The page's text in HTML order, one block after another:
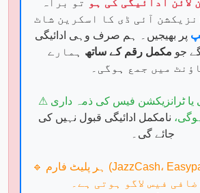
لائن ادائیگی کی ہو تو براہ
آئی ڈی کا اسکرین شاٹ
پر بھیجیں۔ ہم صرف وہی ادائیگی
جو مکمل رقم کے ساتھ ہمارے
میں جمع ہوگی۔
⚠ کسی بھی کٹوتی یا ٹرانزیکشن فیس کی ذمہ داری
نامکمل ادائیگی قبول نہیں کی
جائے گی۔
🔹 ہر پلیٹ فارم (JazzCash، Easypaisa) پر تقریباً 10
فیس لاگو ہوتی ہے۔